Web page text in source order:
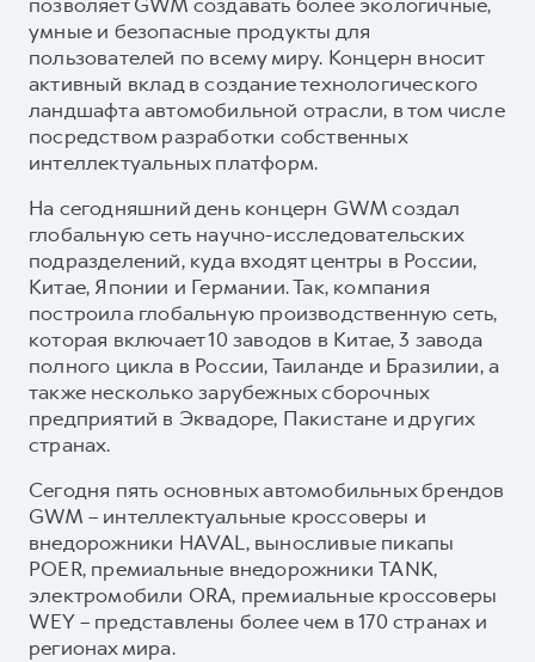
умные и безопасные продукты для
пользователей по всему миру. Концерн вносит
активный вклад в создание технологического
ландшафта автомобильной отрасли, в том числе
посредством разработки собственных
интеллектуальных платформ.
На сегодняшний день концерн GWM создал
глобальную сеть научно-исследовательских
подразделений, куда входят центры в России,
Китае, Японии и Германии. Так, компания
построила глобальную производственную сеть,
которая включает 10 заводов в Китае, 3 завода
полного цикла в России, Таиланде и Бразилии, а
также несколько зарубежных сборочных
предприятий в Эквадоре, Пакистане и других
странах.
Сегодня пять основных автомобильных брендов
GWM – интеллектуальные кроссоверы и
внедорожники HAVAL, выносливые пикапы
POER, премиальные внедорожники TANK,
электромобили ORA, премиальные кроссоверы
WEY – представлены более чем в 170 странах и
регионах мира.